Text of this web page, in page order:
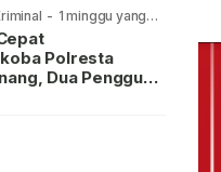
- 1 minggu yang
Polresta
Dua Pengguna